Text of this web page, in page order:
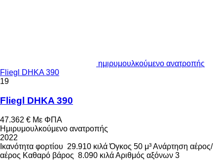
ημιρυμουλκούμενο ανατροπής
Fliegl DHKA 390
19
Fliegl DHKA 390
47.362 € Με ΦΠΑ
Ημιρυμουλκούμενο ανατροπής
2022
Ικανότητα φορτίου 29.910 κιλά Όγκος 50 μ³Ανάρτηση αέρος/
αέρος Καθαρό βάρος 8.090 κιλάΑριθμός αξόνων 3